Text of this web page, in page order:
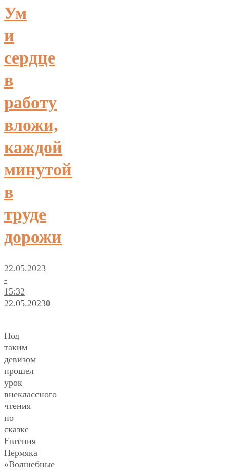
Ум
и
сердце
в
работу
вложи,
каждой
минутой
в
труде
дорожи
22.05.2023
-
15:32
22.05.20230
Под
таким
девизом
прошел
урок
внеклассного
чтения
по
сказке
Евгения
Пермяка
«Волшебные